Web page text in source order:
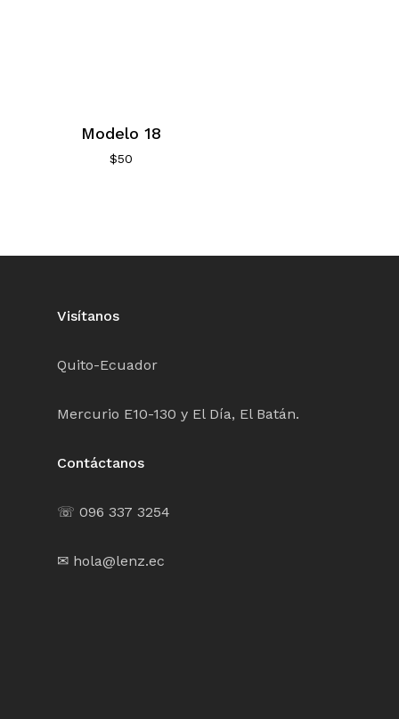
Modelo 18
$50
Visítanos
Quito-Ecuador
Mercurio E10-130 y El Día, El Batán.
Contáctanos
☏ 096 337 3254
✉ hola@lenz.ec